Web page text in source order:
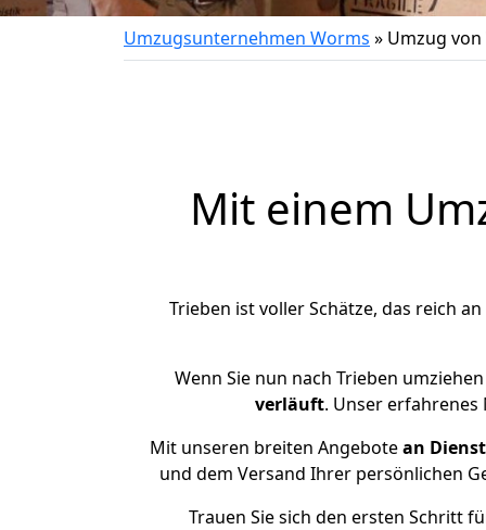
Umzugsunternehmen Worms » Umzug
Mit einem
Trieben ist voller Schätze, das reich
Wenn Sie nun nach Trieben
verläuft. Unser
Mit unseren breiten Angebotean
und dem Versand Ihrer persönlichen
Trauen Sie sich den ersten Schritt